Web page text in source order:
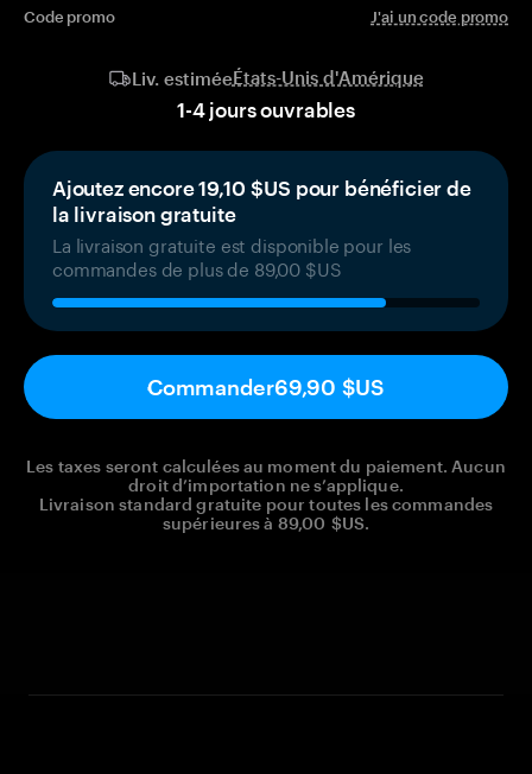
Code promo J'ai un code promo
Liv. estiméeÉtats-Unis d'Amérique
1-4 jours ouvrables
Ajoutez encore 19,10 $US pour bénéficier de
la livraison gratuite
La livraison gratuite est disponible pour les
commandes de plus de 89,00 $US
Commander69,90 $US
Les taxes seront calculées au moment du paiement. Aucun
droit d’importation ne s’applique.
Livraison standard gratuite pour toutes les commandes
supérieures à 89,00 $US.